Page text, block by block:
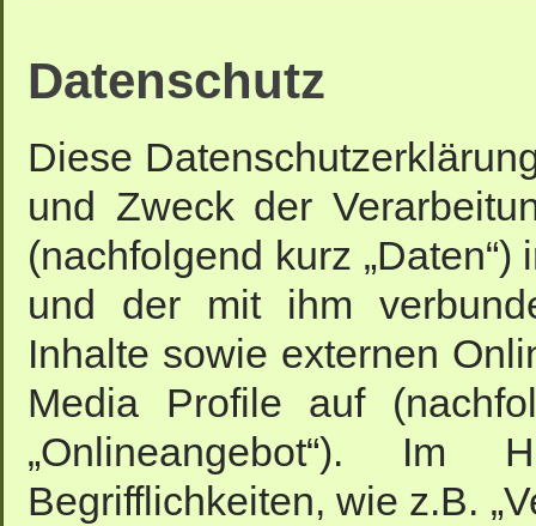
Datenschutz
Diese
und Zweck der
(nachfolgend kurz
und der mit ihm
Inhalte sowie externen
Media Profile auf
„Onlineangebot“). Im
Begrifflichkeiten, wie z.B.